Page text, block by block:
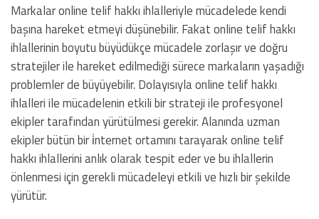
Markalar online telif hakkı ihlalleriyle mücadelede kendi
başına hareket etmeyi düşünebilir. Fakat online telif hakkı
ihlallerinin boyutu büyüdükçe mücadele zorlaşır ve doğru
stratejiler ile hareket edilmediği sürece markaların yaşadığı
problemler de büyüyebilir. Dolayısıyla online telif hakkı
ihlalleri ile mücadelenin etkili bir strateji ile profesyonel
ekipler tarafından yürütülmesi gerekir. Alanında uzman
ekipler bütün bir i̇nternet ortamını tarayarak online telif
hakkı ihlallerini anlık olarak tespit eder ve bu ihlallerin
önlenmesi için gerekli mücadeleyi etkili ve hızlı bir şekilde
yürütür.